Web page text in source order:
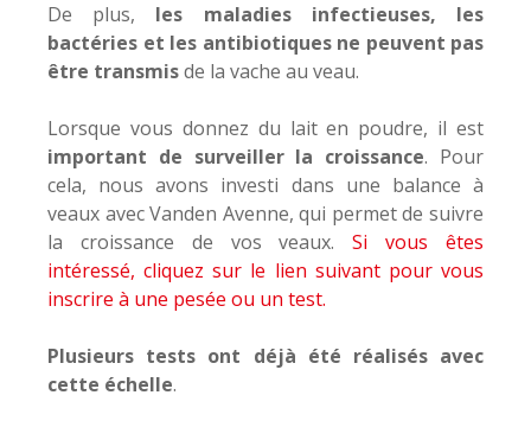
De plus, les maladies infectieuses, les
bactéries et les antibiotiques ne peuvent pas
être transmisde la vache au veau.
Lorsque vous donnez du lait en poudre, il est
important de surveiller la croissance. Pour
cela, nous avons investi dans une balance à
veaux avec Vanden Avenne, qui permet de suivre
la croissance de vos veaux.Si vous êtes
intéressé, cliquez sur le lien suivant pour vous
inscrire à une pesée ou un test.
Plusieurs tests ont déjà été réalisés avec
cette échelle.